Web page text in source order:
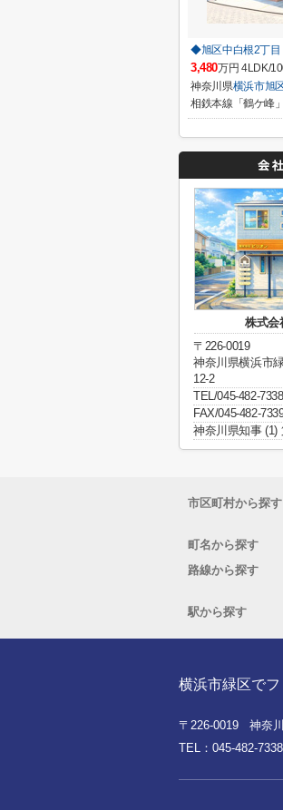
◆旭区中白根2丁
3,480万円 4LDK/
神奈川県横浜市旭
相鉄本線「鶴ケ峰
株式
〒226-0019
神奈川県横浜市
12-2
TEL/045-482-7338
FAX/045-482-
神奈川県知事 (1)
市区町村から探す
町名から探す
路線から探す
駅から探す
横浜市緑区で
〒226-0019 神奈
TEL：045-482-